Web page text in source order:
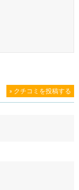
» クチコミを投稿する